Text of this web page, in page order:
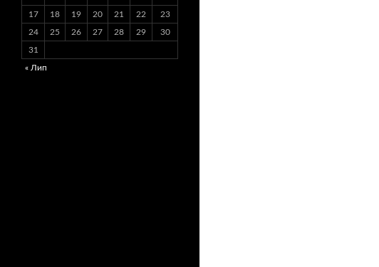
17 18 19 20 21 22 23
24 25 26 27 28 29 30
31
« Лип